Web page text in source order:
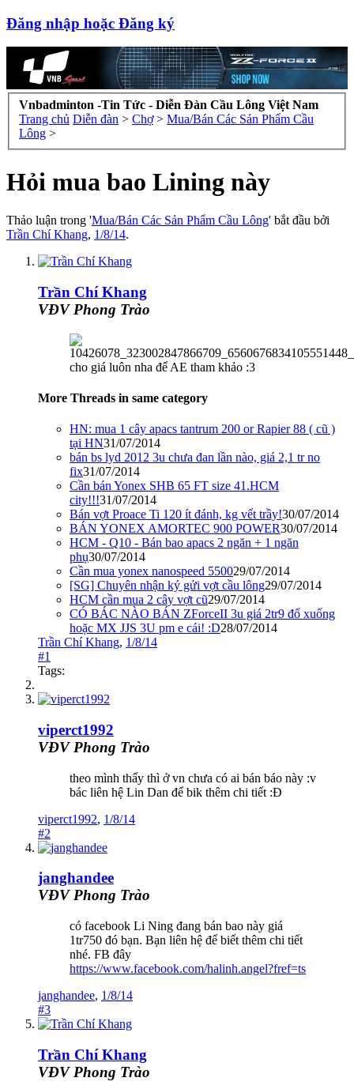
Đăng nhập hoặc Đăng ký
Vnbadminton -Tin Tức - Diễn Đàn Cầu Lông Việt Nam
Trang chủ Diễn đàn > Chợ > Mua/Bán Các Sản Phẩm Cầu
Lông >
Hỏi mua bao Lining này
Thảo luận trong 'Mua/Bán Các Sản Phẩm Cầu Lông' bắt đầu bởi
Trần Chí Khang, 1/8/14.
Trần Chí Khang
VĐV Phong Trào
cho giá luôn nha để AE tham khảo :3
More Threads in same category
HN: mua 1 cây apacs tantrum 200 or Rapier 88 ( cũ )
tại HN31/07/2014
bán bs lyd 2012 3u chưa đan lần nào, giá 2,1 tr no
fix31/07/2014
Cần bán Yonex SHB 65 FT size 41.HCM
city!!!31/07/2014
Bán vợt Proace Ti 120 ít đánh, kg vết trầy!30/07/2014
BÁN YONEX AMORTEC 900 POWER30/07/2014
HCM - Q10 - Bán bao apacs 2 ngăn + 1 ngăn
phụ30/07/2014
Cần mua yonex nanospeed 550029/07/2014
[SG] Chuyên nhận ký gửi vợt cầu lông29/07/2014
HCM cần mua 2 cây vợt cũ29/07/2014
CÓ BÁC NÀO BÁN ZForceII 3u giá 2tr9 đổ xuống
hoặc MX JJS 3U pm e cái! :D28/07/2014
Trần Chí Khang, 1/8/14
#1
Tags:
viperct1992
VĐV Phong Trào
theo mình thấy thì ở vn chưa có ai bán báo này :v
bác liên hệ Lin Dan để bik thêm chi tiết :Đ
viperct1992, 1/8/14
#2
janghandee
VĐV Phong Trào
có facebook Li Ning đang bán bao này giá
1tr750 đó bạn. Bạn liên hệ để biết thêm chi tiết
nhé. FB đây
https://www.facebook.com/halinh.angel?fref=ts
janghandee, 1/8/14
#3
Trần Chí Khang
VĐV Phong Trào